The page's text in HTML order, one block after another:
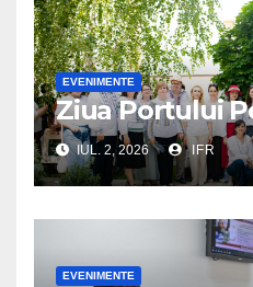
EVENIMENTE
Ziua Portului
IUL. 2, 2026 IFR
EVENIMENTE